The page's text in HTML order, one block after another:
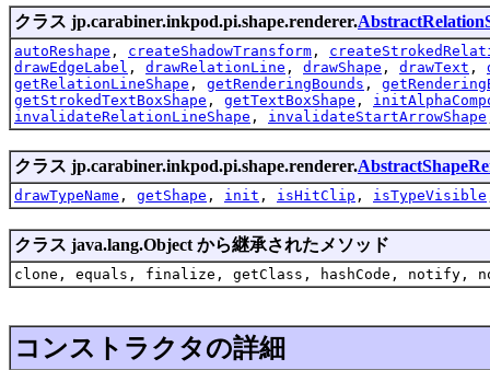
クラス jp.carabiner.inkpod.pi.shape.renderer.
autoReshape , createShadowTransform ,
drawEdgeLabel , drawRelationLine , drawShape , drawText ,
getRelationLineShape , getRenderingBounds ,
getStrokedTextBoxShape , getTextBoxShape ,
invalidateRelationLineShape , invalidateStartArrowShape
クラス jp.carabiner.inkpod.pi.shape.renderer.
drawTypeName , getShape , init , isHitClip , isTypeVisible
クラス java.lang.Object から継承されたメソッド
clone, equals, finalize, getClass, hashCode,
コンストラクタの詳細